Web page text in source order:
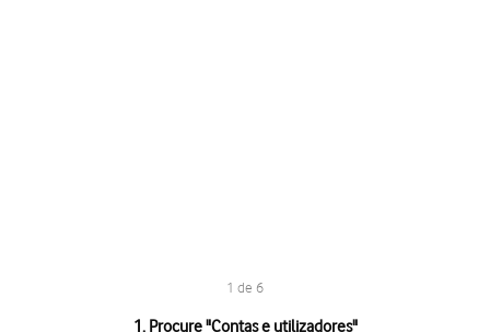
1 de 6
1. Procure "Contas e utilizadores"